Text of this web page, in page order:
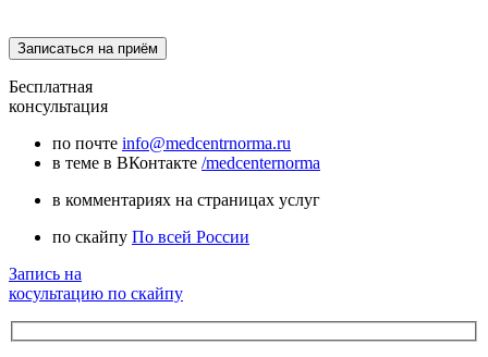
Бесплатная
консультация
по почте info@medcentrnorma.ru
в теме в ВКонтакте /medcenternorma
в комментариях на страницах услуг
по скайпу По всей России
Запись на
косультацию по скайпу